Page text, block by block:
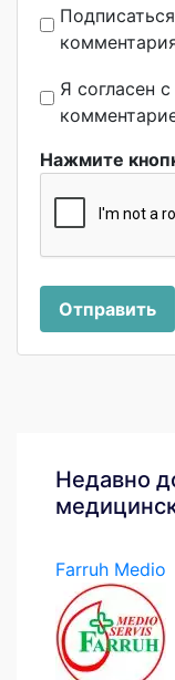
Я согласен
Нажмите
Отправить
Недавно
Farruh Medio
Servis